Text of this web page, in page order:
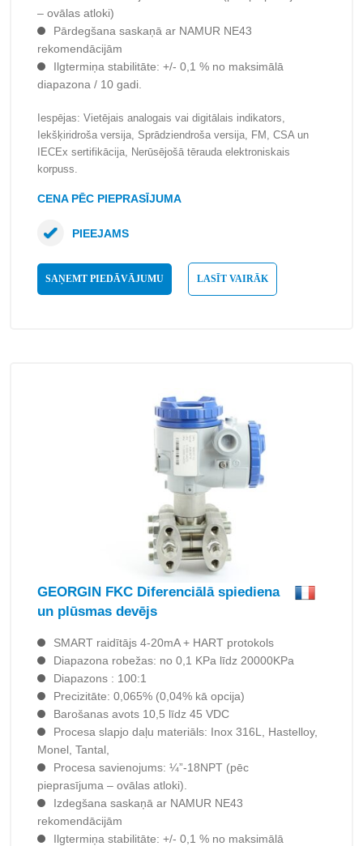
– ovālas atloki)
Pārdegšana saskaņā ar NAMUR NE43
rekomendācijām
Ilgtermiņa stabilitāte: +/- 0,1 % no maksimālā
diapazona / 10 gadi.
Iespējas: Vietējais analogais vai digitālais indikators,
Iekšķiridroša versija, Sprādziendroša versija, FM, CSA un
IECEx sertifikācija, Nerūsējošā tērauda elektroniskais
korpuss.
CENA PĒC PIEPRASĪJUMA
SAŅEMT PIEDĀVĀJUMU LASĪT VAIRĀK
PIEEJAMS
GEORGIN FKC Diferenciālā spiediena
un plūsmas devējs
SMART raidītājs 4-20mA + HART protokols
Diapazona robežas: no 0,1 KPa līdz 20000KPa
Diapazons : 100:1
Precizitāte: 0,065% (0,04% kā opcija)
Barošanas avots 10,5 līdz 45 VDC
Procesa slapjo daļu materiāls: Inox 316L, Hastelloy,
Monel, Tantal,
Procesa savienojums: ¼”-18NPT (pēc
pieprasījuma – ovālas atloki).
Izdegšana saskaņā ar NAMUR NE43
rekomendācijām
Ilgtermiņa stabilitāte: +/- 0,1 % no maksimālā